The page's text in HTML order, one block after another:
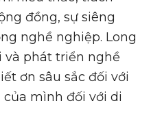
đồng, sự siêng
nghề nghiệp. Long
và phát triển nghề
ơn sâu sắc đối với
mình đối với di